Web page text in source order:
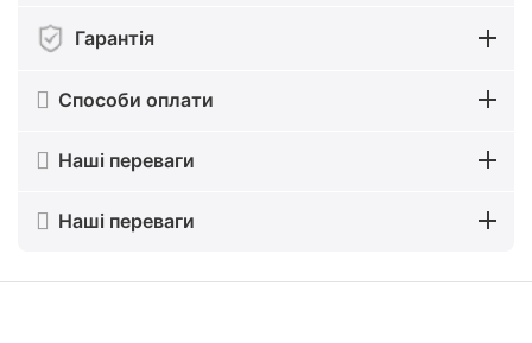
Гарантія
Способи оплати
Наші переваги
Наші переваги